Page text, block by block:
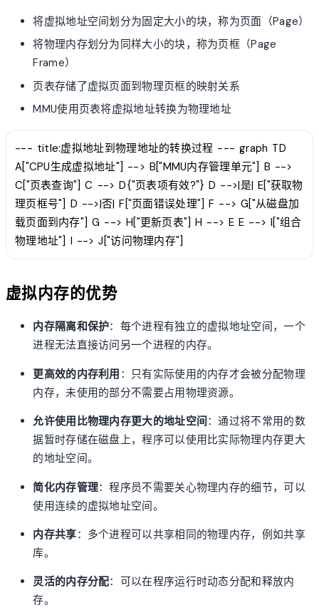
将虚拟地址空间划分为固定大小的块，称为页面（Page）
将物理内存划分为同样大小的块，称为页框（Page
Frame）
页表存储了虚拟页面到物理页框的映射关系
MMU使用页表将虚拟地址转换为物理地址
--- title:虚拟地址到物理地址的转换过程 --- graph TD
A["CPU生成虚拟地址"] --> B["MMU内存管理单元"] B -->
C["页表查询"] C --> D{"页表项有效?"} D -->|是| E["获取物
理页框号"] D -->|否| F["页面错误处理"] F --> G["从磁盘加
载页面到内存"] G --> H["更新页表"] H --> E E --> I["组合
物理地址"] I --> J["访问物理内存"]
虚拟内存的优势
内存隔离和保护：每个进程有独立的虚拟地址空间，一个
进程无法直接访问另一个进程的内存。
更高效的内存利用 ：只有实际使用的内存才会被分配物理
内存，未使用的部分不需要占用物理资源。
允许使用比物理内存更大的地址空间 ：通过将不常用的数
据暂时存储在磁盘上，程序可以使用比实际物理内存更大
的地址空间。
简化内存管理：程序员不需要关心物理内存的细节，可以
使用连续的虚拟地址空间。
内存共享：多个进程可以共享相同的物理内存，例如共享
库。
灵活的内存分配：可以在程序运行时动态分配和释放内
存。